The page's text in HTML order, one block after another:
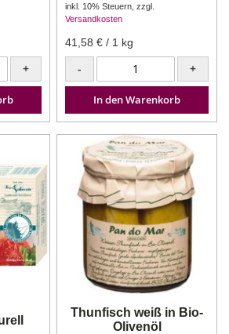
+
inkl. 10% Steuern ,zzgl.
Versandkosten
41,58 € / 1 kg
- +
In den Warenkorb
Thunfisch weiß in Bio-
Olivenöl